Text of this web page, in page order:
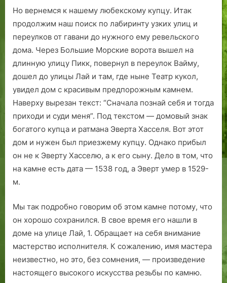
Но вернемся к нашему любекскому купцу. Итак
продолжим наш поиск по лабиринту узких улиц и
переулков от гавани до нужного ему ревельского
дома. Через Большие Морские ворота вышел на
длинную улицу Пикк, повернул в переулок Вайму,
дошел до улицы Лай и там, где ныне Театр кукол,
увидел дом с красивым предпорожным камнем.
Наверху вырезан текст: “Сначала познай себя и тогда
приходи и суди меня”. Под текстом — домовый знак
богатого купца и ратмана Эверта Хасселя. Вот этот
дом и нужен был приезжему купцу. Однако прибыл
он не к Эверту Хасселю, а к его сыну. Дело в том, что
на камне есть дата — 1538 год, а Эверт умер в 1529-
м.
Мы так подробно говорим об этом камне потому, что
он хорошо сохранился. В свое время его нашли в
доме на улице Лай, 1. Обращает на себя внимание
мастерство исполнителя. К сожалению, имя мастера
неизвестно, но это, без сомнения, — произведение
настоящего высокого искусства резьбы по камню.